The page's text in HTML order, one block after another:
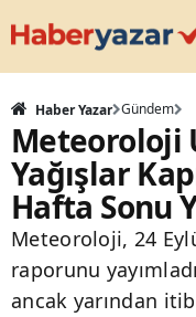
Haber Yazar Gündem
Meteoroloji
Yağışlar
Hafta Sonu
Meteoroloji, 24
raporunu
ancak yarından